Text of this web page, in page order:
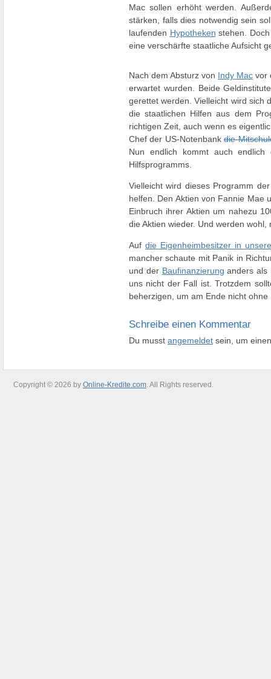
Mac sollen erhöht werden.
stärken, falls dies notwendig sein
laufenden Hypotheken stehen.
eine verschärfte staatliche Aufsicht
Nach dem Absturz von Indy Mac vor
erwartet wurden. Beide
gerettet werden. Vielleicht wird sich
die staatlichen Hilfen aus dem
richtigen Zeit, auch wenn es
Chef der US-Notenbankdie
Nun endlich kommt auch
Hilfsprogramms.
Vielleicht wird dieses Programm
helfen. Den Aktien von Fannie Mae
Einbruch ihrer Aktien um nahezu
die Aktien wieder. Und werden
Auf die Eigenheimbesitzer in
mancher schaute mit Panik in
und der Baufinanzierung anders als
uns nicht der Fall ist. Trotzdem
beherzigen, um am Ende nicht
Schreibe einen Kommentar
Du musst angemeldet sein, um
Copyright © 2026 by Online-Kredite.com. All Rights reserved.